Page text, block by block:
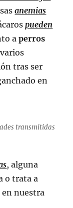
anemias
pueden
aperros
tras ser
en
transmitidas
, alguna
o trata a
nuestra